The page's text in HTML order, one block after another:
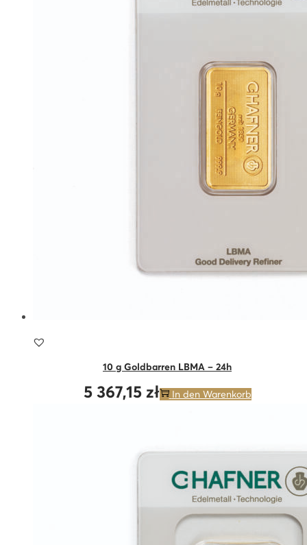
10 g Goldbarren LBMA – 24h
5 367,15 zł In den Warenkorb